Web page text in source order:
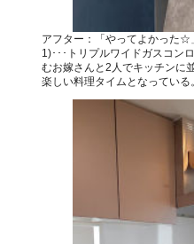
アフター：「やってよかった☆
1)･･･トリプルワイドガスコン
むお嫁さんと2人でキッチンに
楽しい料理タイムとなっている。